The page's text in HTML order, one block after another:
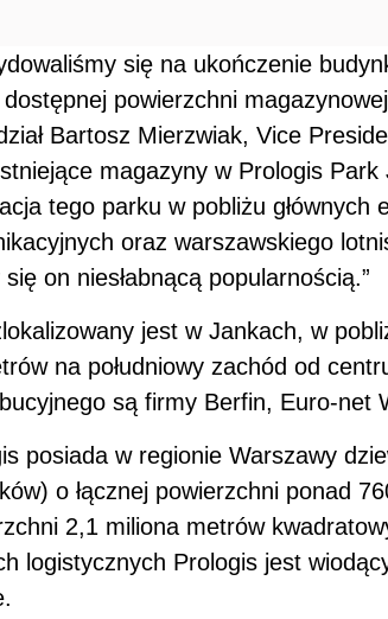
się na ukończenie
powierzchni
Bartosz Mierzwiak, Vice
magazyny w Prologis
tego parku w pobliżu
oraz warszawskiego
on niesłabnącą popularnością.”
jest w Jankach, w
na południowy zachód od
są firmy Berfin, Euro-net
posiada w regionie Warszawy
o łącznej powierzchni ponad
2,1 miliona metrów
logistycznych Prologis jest